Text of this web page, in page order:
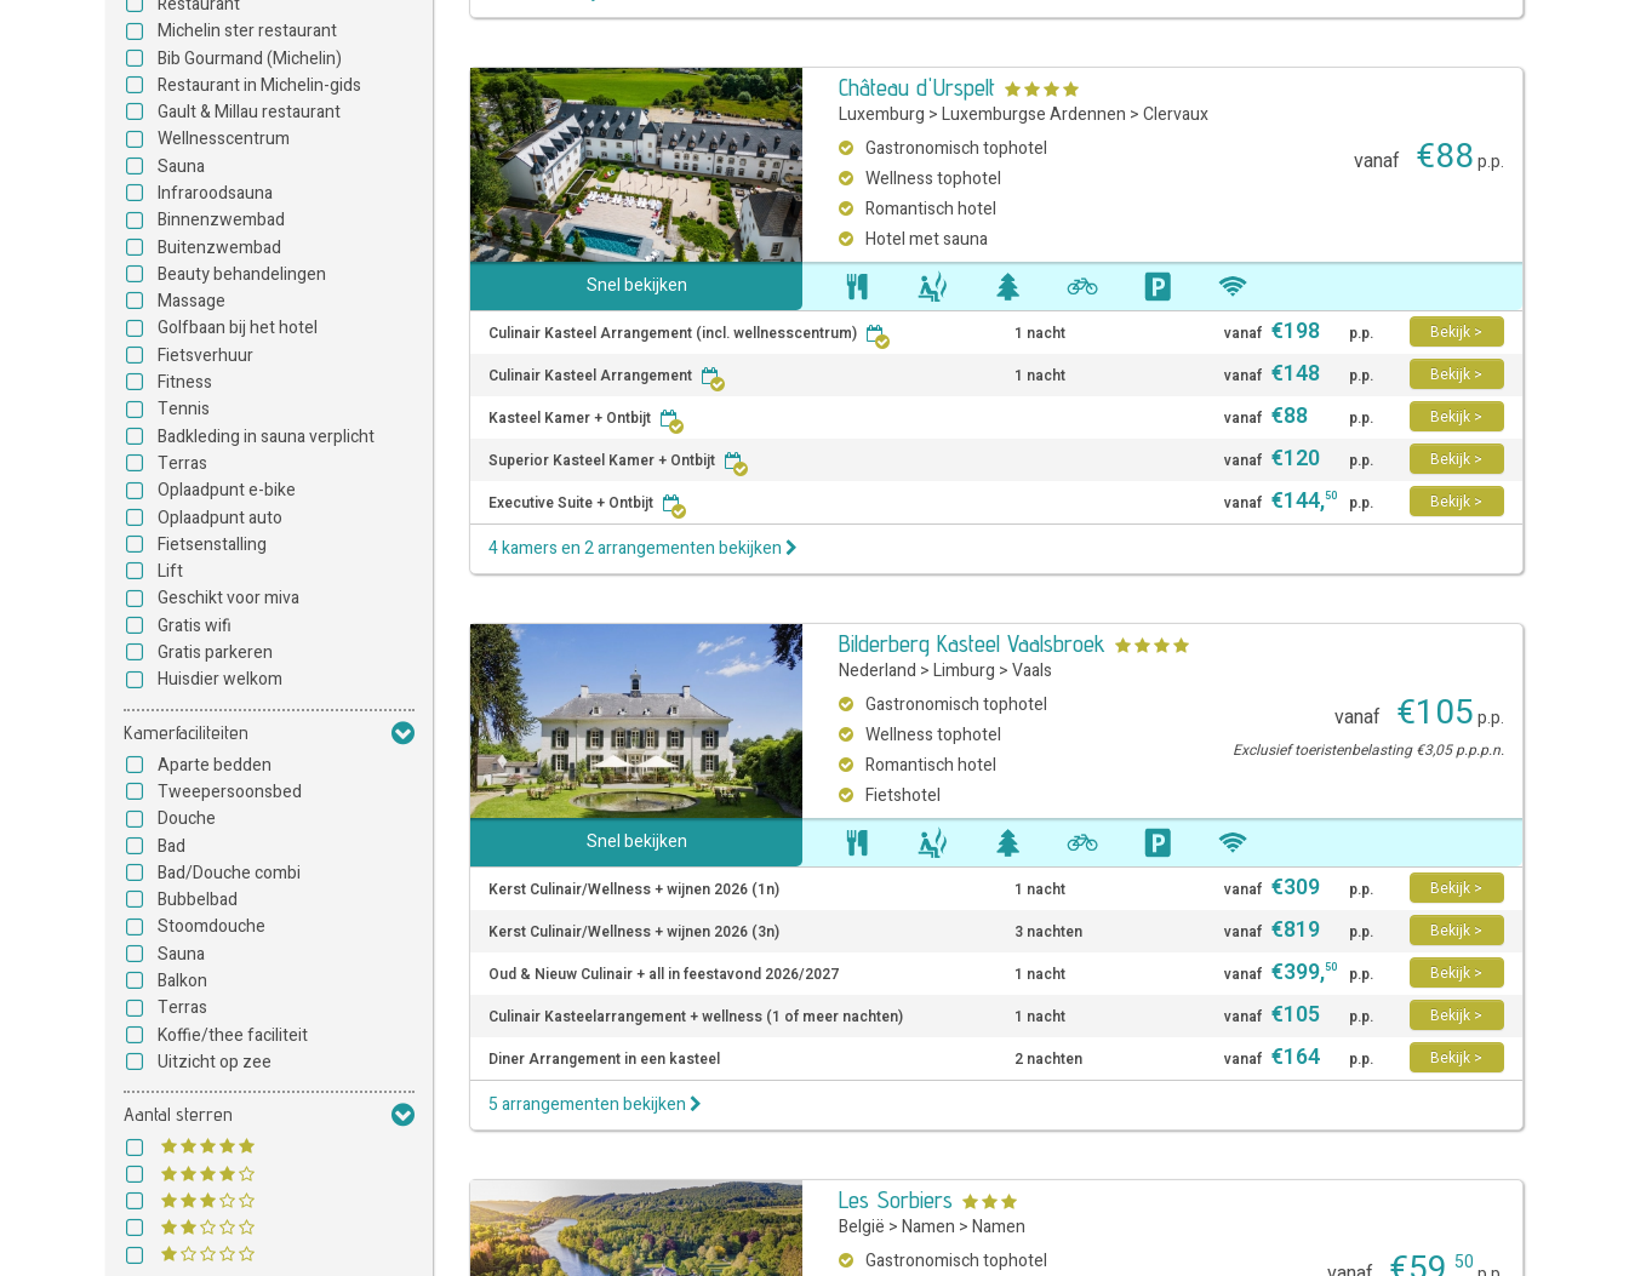
Michelin ster restaurant
Bib Gourmand (Michelin)
Restaurant in Michelin-gids
Gault & Millau restaurant
Wellnesscentrum
Sauna
Infraroodsauna
Binnenzwembad
Buitenzwembad
Beauty behandelingen
Massage
Golfbaan bij het hotel
Fietsverhuur
Fitness
Tennis
Badkleding in sauna verplicht
Terras
Oplaadpunt e-bike
Oplaadpunt auto
Fietsenstalling
Lift
Geschikt voor miva
Gratis wifi
Gratis parkeren
Huisdier welkom
Kamerfaciliteiten
Aparte bedden
Tweepersoonsbed
Douche
Bad
Bad/Douche combi
Bubbelbad
Stoomdouche
Sauna
Balkon
Terras
Koffie/thee faciliteit
Uitzicht op zee
Aantal sterren
Château d'Urspelt
Luxemburg > Luxemburgse Ardennen > Clervaux
Gastronomisch tophotel
Wellness tophotel
Romantisch hotel
Hotel met sauna
vanaf €88p.p.
Snel bekijken
Culinair Kasteel Arrangement (incl. wellnesscentrum) 1 nacht vanaf €198 p.p.
Bekijk >
Culinair Kasteel Arrangement
1 nacht vanaf €148 p.p.
Bekijk >
Kasteel Kamer + Ontbijt
vanaf €88 p.p.
Bekijk >
Superior Kasteel Kamer + Ontbijt
vanaf €120 p.p.
Bekijk >
Executive Suite + Ontbijt
vanaf €144,50 p.p. Bekijk >
4 kamers en 2 arrangementen bekijken
Bilderberg Kasteel Vaalsbroek
Nederland > Limburg > Vaals
Gastronomisch tophotel
Wellness tophotel
Romantisch hotel
Fietshotel
vanaf €105p.p.
Exclusief toeristenbelasting €3,05 p.p.p.n.
Snel bekijken
Kerst Culinair/Wellness + wijnen 2026 (1n) 1 nacht vanaf €309 p.p.
Bekijk >
Kerst Culinair/Wellness + wijnen 2026 (3n)
3 nachten vanaf €819 p.p.
Bekijk >
Oud & Nieuw Culinair + all in feestavond 2026/2027
1 nacht vanaf €399,50 p.p.
Bekijk >
Culinair Kasteelarrangement + wellness (1 of meer nachten)
1 nacht vanaf €105 p.p.
Bekijk >
Diner Arrangement in een kasteel
2 nachten vanaf €164 p.p. Bekijk >
5 arrangementen bekijken
Les Sorbiers
België > Namen > Namen
Gastronomisch tophotel
50